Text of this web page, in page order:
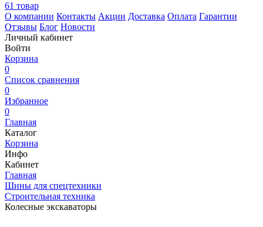
61 товар
О компании Контакты Акции Доставка Оплата Гарантии
Отзывы Блог Новости
Личный кабинет
Войти
Корзина
0
Список сравнения
0
Избранное
0
Главная
Каталог
Корзина
Инфо
Кабинет
Главная
Шины для спецтехники
Строительная техника
Колесные экскаваторы